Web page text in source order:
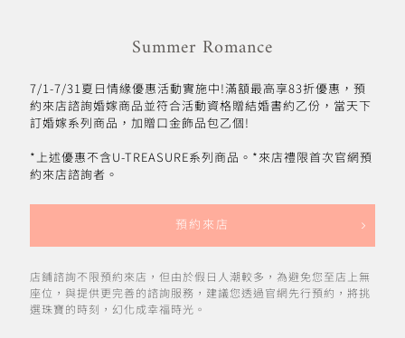
Summer Romance
7/1-7/31夏日情緣優惠活動實施中!滿額最高享83折優惠，預
約來店諮詢婚嫁商品並符合活動資格贈結婚書約乙份，當天下
訂婚嫁系列商品，加贈口金飾品包乙個!
*上述優惠不含U-TREASURE系列商品。*來店禮限首次官網預
約來店諮詢者。
預約來店
店鋪諮詢不限預約來店，但由於假日人潮較多，為避免您至店上無
座位，與提供更完善的諮詢服務，建議您透過官網先行預約，將挑
選珠寶的時刻，幻化成幸福時光。